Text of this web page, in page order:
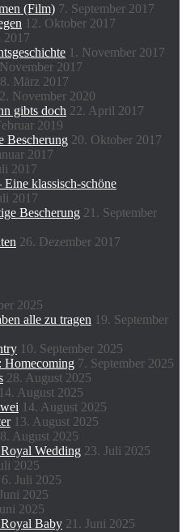
(Film) 7. September 2017
12. Oktober 2017
2017
1. November 2017
2017
8. März 2017
November 2020
gibts doch 22. April 2017
2019
Bescherung 20. Oktober 2017
2017
2017
klassisch-schöne
2017
Bescherung 21. September
26. Dezember 2017
2025
alle zu tragen 19. September
10. September 2025
Homecoming 7. September 2025
28. August 2025
14. August 2025
14. August 2025
13. August 2025
8. August 2025
Wedding 23. Juli 2025
2025
6. Juli 2025
2025
2025
Baby 21. Juni 2025